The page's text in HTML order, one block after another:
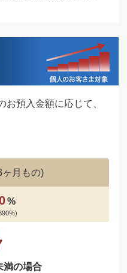
お預入金額に応じて、
ヶ月もの)
%
満の場合